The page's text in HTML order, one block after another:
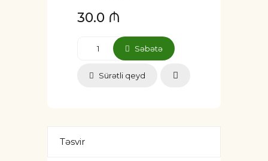
30.0 ₼
Səbətə
Sürətli qeyd
Təsvir